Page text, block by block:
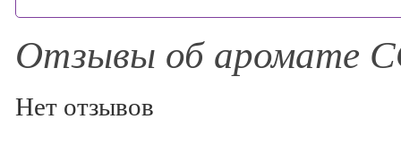
Отзывы об аромате
Нет отзывов